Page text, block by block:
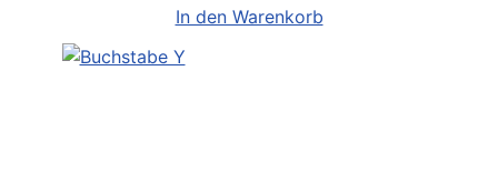
In den Warenkorb